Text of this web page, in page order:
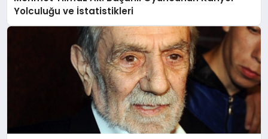
Yolculuğu ve İstatistikleri